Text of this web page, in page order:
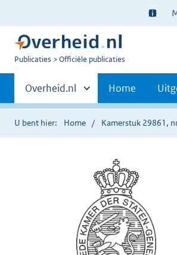
Ter
U
Publicaties Officiële publicaties
Primaire
navigatie
Andere
sites
binnen
Overheid.nl Home
U bent hier: Home Kamerstuk 29861,